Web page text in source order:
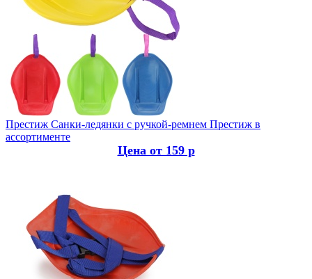
Престиж Санки-ледянки с ручкой-ремнем Престиж в
ассортименте
Цена от 159 р